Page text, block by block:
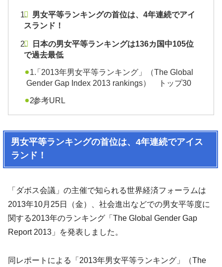
男女平等ランキングの首位は、4年連続でアイ
スランド！
日本の男女平等ランキングは136カ国中105位
で過去最低
「2013年男女平等ランキング」（The Global
Gender Gap Index 2013 rankings） トップ30
参考URL
男女平等ランキングの首位は、4年連続でアイス
ランド！
「ダボス会議」の主催で知られる世界経済フォーラムは
2013年10月25日（金）、社会進出などでの男女平等度に
関する2013年のランキング「The Global Gender Gap
Report 2013」を発表しました。
同レポートによる「2013年男女平等ランキング」（The